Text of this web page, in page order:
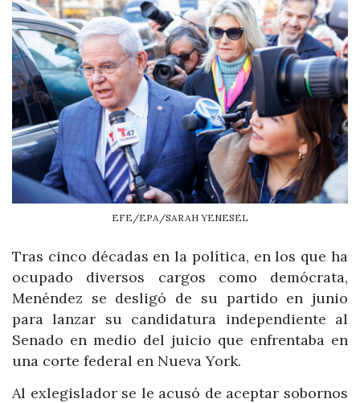
EFE/EPA/SARAH YENESEL
Tras cinco décadas en la política, en los que ha
ocupado diversos cargos como demócrata,
Menéndez se desligó de su partido en junio
para lanzar su candidatura independiente al
Senado en medio del juicio que enfrentaba en
una corte federal en Nueva York.
Al exlegislador se le acusó de aceptar sobornos